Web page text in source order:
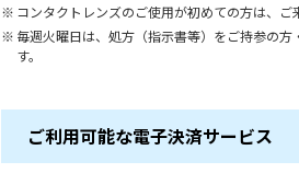
コンタクトレンズのご使用が初めての方は、ご
毎週火曜日は、処方（指示書等）をご持参の
す。
ご利用可能な電子決済サービス